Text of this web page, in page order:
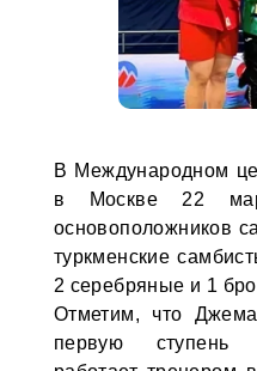
В Международном
в Москве 22
основоположников
туркменские
2 серебряные и 1
Отметим, что
первую ступень